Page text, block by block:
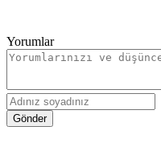
Yorumlar
Gönder